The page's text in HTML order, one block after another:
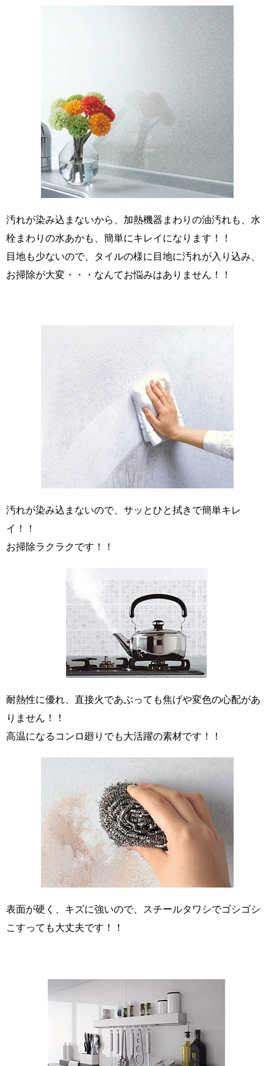
汚れが染み込まないから、加熱機器まわりの油汚れも、水
栓まわりの水あかも、簡単にキレイになります！！
目地も少ないので、タイルの様に目地に汚れが入り込み、
お掃除が大変・・・なんてお悩みはありません！！
汚れが染み込まないので、サッとひと拭きで簡単キレ
イ！！
お掃除ラクラクです！！
耐熱性に優れ、直接火であぶっても焦げや変色の心配があ
りません！！
高温になるコンロ廻りでも大活躍の素材です！！
表面が硬く、キズに強いので、スチールタワシでゴシゴシ
こすっても大丈夫です！！